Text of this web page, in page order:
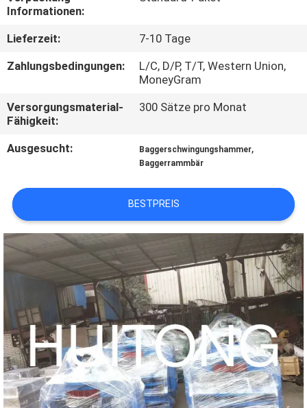
QUALITÄTSKONTROLLE
BITTE UM
EIN
SEITENVERZEICHNIS
DATENSCHUTZ-
BESTIMMUNGEN
Informationen:
Lieferzeit:
7-10 Tage
Zahlungsbedingungen:
L/C, D/P, T/T, Western Union,
MoneyGram
Versorgungsmaterial-
Fähigkeit:
300 Sätze pro Monat
Ausgesucht: Baggerschwingungshammer,
Baggerrammbär
BESTPREIS